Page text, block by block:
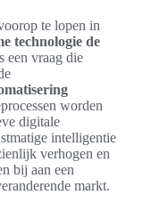
te lopen in
technologie de
een vraag die
worden
digitale
intelligentie
verhogen en
bij aan een
markt.